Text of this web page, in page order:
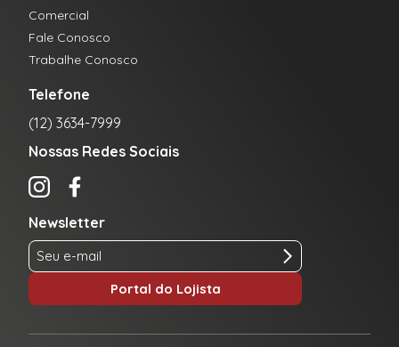
Comercial
Fale Conosco
Trabalhe Conosco
Telefone
(12) 3634-7999
Nossas Redes Sociais
Newsletter
Portal do Lojista